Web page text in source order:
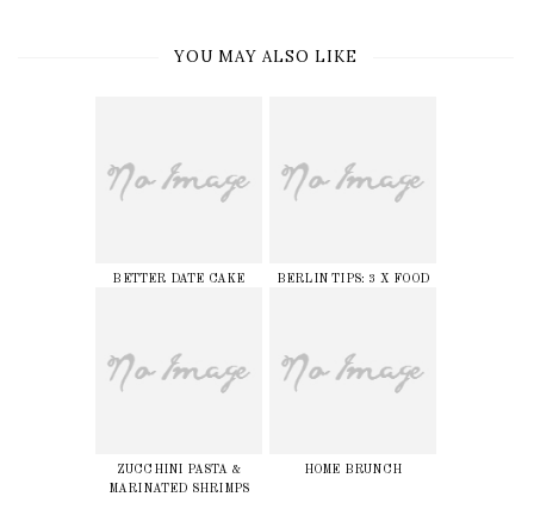
YOU MAY ALSO LIKE
BETTER DATE CAKE BERLIN TIPS: 3 X FOOD
ZUCCHINI PASTA &
MARINATED SHRIMPS
HOME BRUNCH